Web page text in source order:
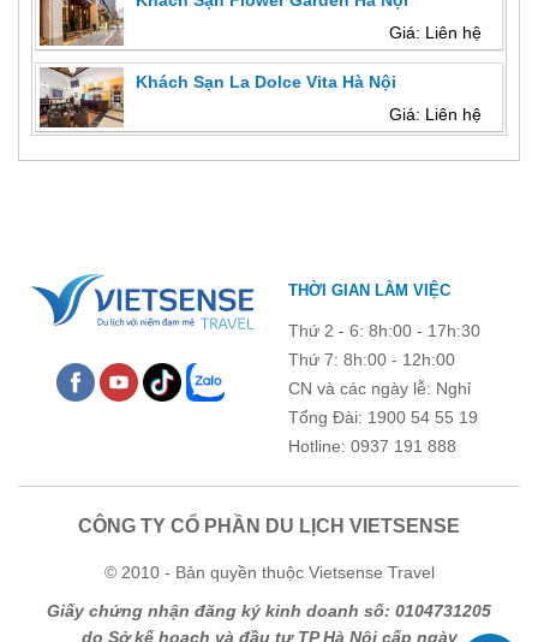
Giá: Liên hệ
Khách Sạn La Dolce Vita Hà Nội
Giá: Liên hệ
THỜI GIAN LÀM VIỆC
Thứ 2 - 6: 8h:00 - 17h:30
Thứ 7: 8h:00 - 12h:00
CN và các ngày lễ: Nghỉ
Tổng Đài: 1900 54 55 19
Hotline: 0937 191 888
CÔNG TY CỔ PHẦN DU LỊCH VIETSENSE
© 2010 - Bản quyền thuộc Vietsense Travel
Giấy chứng nhận đăng ký kinh doanh số: 0104731205
do Sở kế hoạch và đầu tư TP Hà Nội cấp ngày